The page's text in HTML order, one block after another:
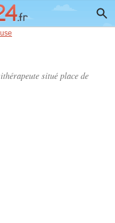
situé place de